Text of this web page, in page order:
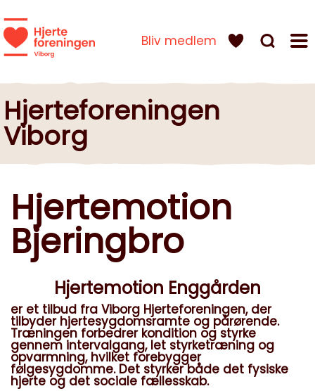
Bliv medlem
Hjerteforeningen
Viborg
Hjertemotion
Bjeringbro
Hjertemotion Enggården
er et tilbud fra Viborg Hjerteforeningen, der
tilbyder hjertesygdomsramte og pårørende.
Træningen forbedrer kondition og styrke
gennem intervalgang, let styrketræning og
opvarmning, hvilket forebygger
følgesygdomme. Det styrker både det fysiske
hjerte og det sociale fællesskab.